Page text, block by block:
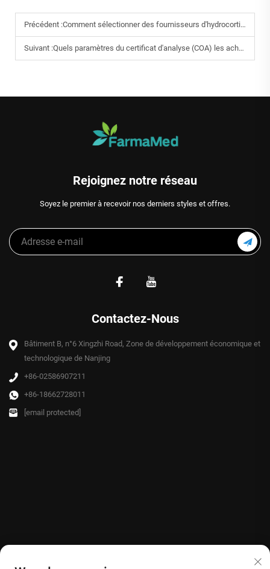
Précédent :Comment sélectionner des fournisseurs d'hydrocortisone conformes pour les préparations topiques destinées au traitement de la dermatite et de l'eczéma ?
Suivant :Quels paramètres du certificat d'analyse (COA) les acheteurs B2B doivent-ils demander pour les comprimés de citrate de magnésium ?
Rejoignez notre réseau
Soyez le premier à recevoir nos derniers styles et offres.
Contactez-Nous
Bâtiment B, n°6 Xingzhi Road, Zone de développement économique et
technologique de Nanjing
+86-02586907211
+86-18662728011
[email protected]